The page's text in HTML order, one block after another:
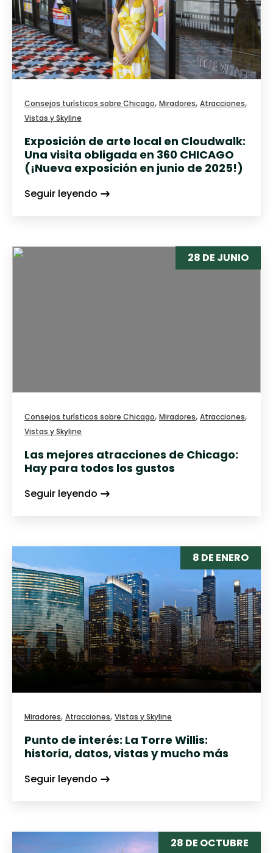
Consejos turísticos sobre Chicago, Miradores, Atracciones,
Vistas y Skyline
Exposición de arte local en Cloudwalk:
Una visita obligada en 360 CHICAGO
(¡Nueva exposición en junio de 2025!)
Seguir leyendo
28 DE JUNIO
Consejos turísticos sobre Chicago, Miradores, Atracciones,
Vistas y Skyline
Las mejores atracciones de Chicago:
Hay para todos los gustos
Seguir leyendo
8 DE ENERO
Miradores, Atracciones, Vistas y Skyline
Punto de interés: La Torre Willis:
historia, datos, vistas y mucho más
Seguir leyendo
28 DE OCTUBRE